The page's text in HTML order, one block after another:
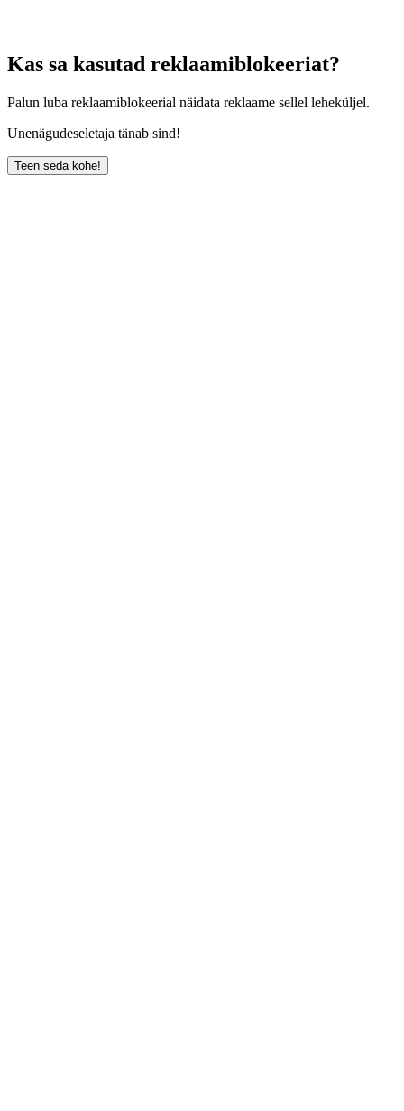
Kas sa kasutad reklaamiblokeeriat?
Palun luba reklaamiblokeerial näidata reklaame sellel leheküljel.
Unenägudeseletaja tänab sind!
Teen seda kohe!